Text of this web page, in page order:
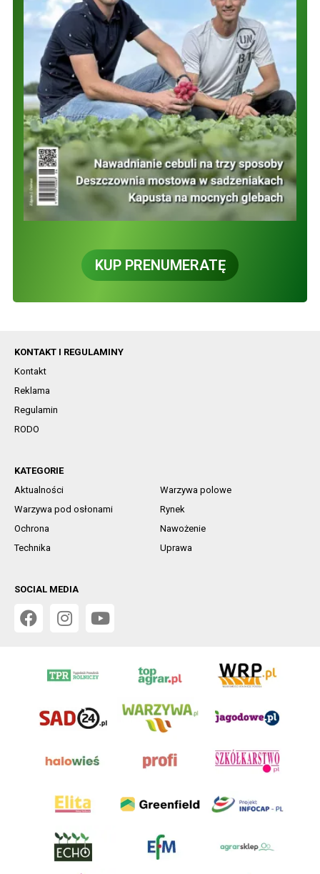
KUP PRENUMERATĘ
KONTAKT I REGULAMINY
Kontakt
Reklama
Regulamin
RODO
KATEGORIE
Aktualności
Warzywa polowe
Warzywa pod osłonami
Rynek
Ochrona
Nawożenie
Technika
Uprawa
SOCIAL MEDIA